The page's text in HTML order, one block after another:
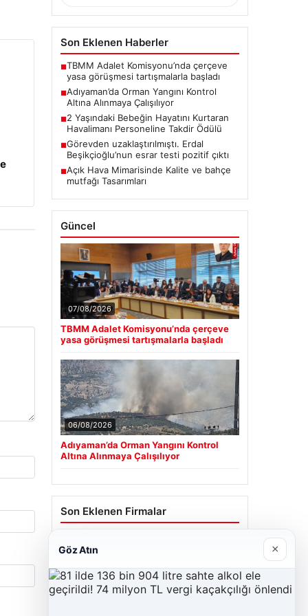
Son Eklenen Haberler
■TBMM Adalet Komisyonu’nda çerçeve
yasa görüşmesi tartışmalarla başladı
■Adıyaman’da Orman Yangını Kontrol
Altına Alınmaya Çalışılıyor
■2 Yaşındaki Bebeğin Hayatını Kurtaran
Havalimanı Personeline Takdir Ödülü
■Görevden uzaklaştırılmıştı. Erdal
Beşikçioğlu’nun esrar testi pozitif çıktı
■Açık Hava Mimarisinde Kalite ve bahçe
mutfağı Tasarımları
Güncel
07/08/2026
TBMM Adalet Komisyonu’nda çerçeve
yasa görüşmesi tartışmalarla başladı
06/08/2026
Adıyaman’da Orman Yangını Kontrol
Altına Alınmaya Çalışılıyor
Son Eklenen Firmalar
Cengiz Sigorta
Göz Atın ×